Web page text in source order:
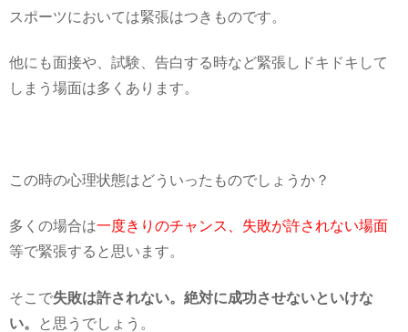
スポーツにおいては緊張はつきものです。
他にも面接や、試験、告白する時など緊張しドキドキして
しまう場面は多くあります。
この時の心理状態はどういったものでしょうか？
多くの場合は一度きりのチャンス、失敗が許されない場面
等で緊張すると思います。
そこで失敗は許されない。絶対に成功させないといけな
い。
と思うでしょう。